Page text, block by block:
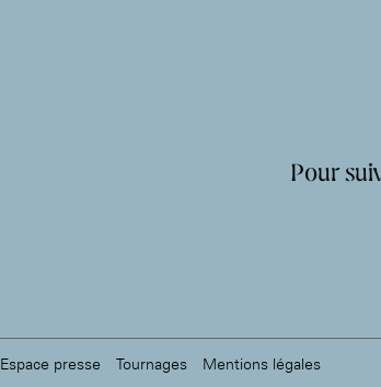
Pour
Espace presse Tournages Mentions légales